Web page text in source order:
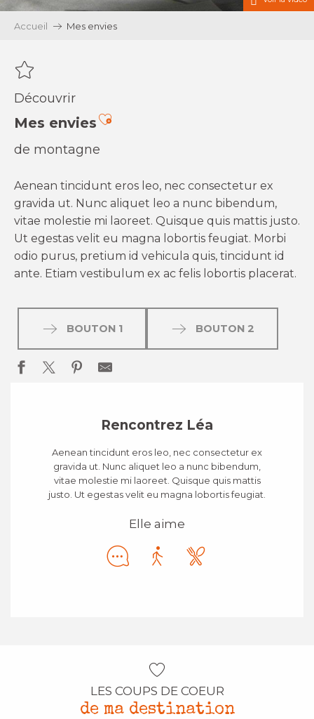
Accueil Mes envies
Découvrir
Mes enviesAjouter aux favoris
de montagne
Aenean tincidunt eros leo, nec consectetur ex
gravida ut. Nunc aliquet leo a nunc bibendum,
vitae molestie mi laoreet. Quisque quis mattis justo.
Ut egestas velit eu magna lobortis feugiat. Morbi
odio purus, pretium id vehicula quis, tincidunt id
ante. Etiam vestibulum ex ac felis lobortis placerat.
BOUTON 1 BOUTON 2
Rencontrez Léa
Aenean tincidunt eros leo, nec consectetur ex
gravida ut. Nunc aliquet leo a nunc bibendum,
vitae molestie mi laoreet. Quisque quis mattis
justo. Ut egestas velit eu magna lobortis feugiat.
Elle aime
LES COUPS DE COEUR
de ma destination